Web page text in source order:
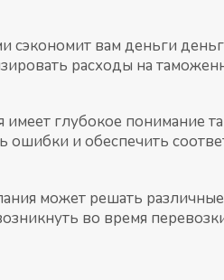
сэкономит вам деньги
расходы на
имеет глубокое понимание
ошибки и обеспечить
может решать
во время